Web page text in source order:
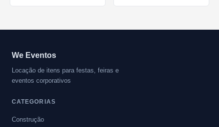
We Eventos
Locação de itens para festas, feiras e
eventos corporativos
CATEGORIAS
Construção